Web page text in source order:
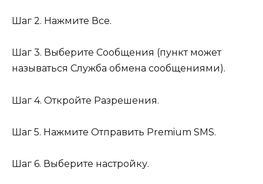
Шаг 2. Нажмите Все.
Шаг 3. Выберите Сообщения (пункт может
называться Служба обмена сообщениями).
Шаг 4. Откройте Разрешения.
Шаг 5. Нажмите Отправить Premium SMS.
Шаг 6. Выберите настройку.